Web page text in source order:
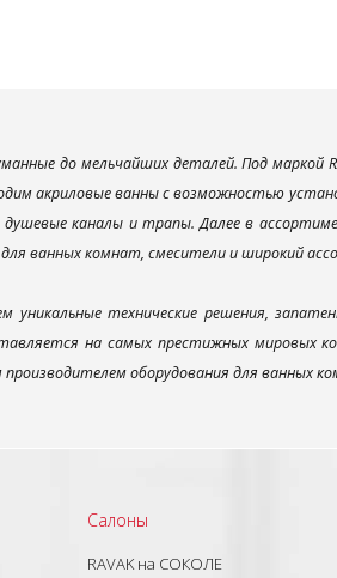
до мельчайших деталей. Под маркой
акриловые ванны с возможностью
каналы и трапы. Далее в
ванных комнат, смесители и широкий
технические решения,
на самых престижных мировых
оборудования для ванных
Салоны
RAVAK на СОКОЛЕ